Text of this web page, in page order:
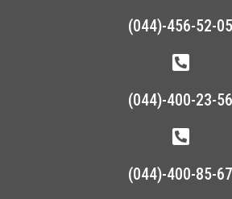
(044)-456-52-05
(044)-400-23-56
(044)-400-85-67